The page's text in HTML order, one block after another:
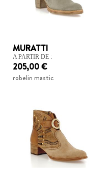
MURATTI
A PARTIR DE :
205,00 €
robelin mastic